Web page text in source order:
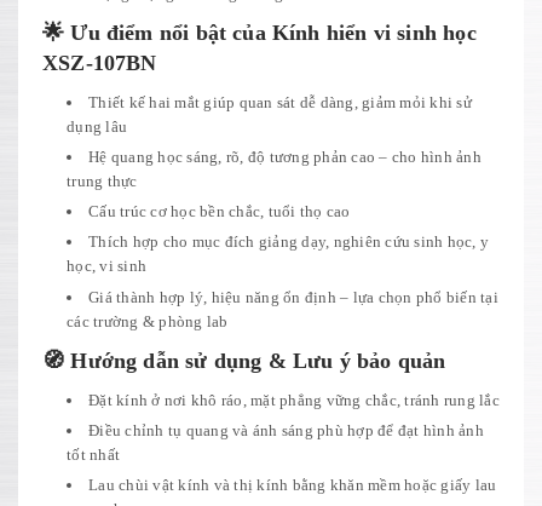
🌟 Ưu điểm nổi bật của Kính hiển vi sinh học
XSZ-107BN
Thiết kế hai mắt giúp quan sát dễ dàng, giảm mỏi khi sử
dụng lâu
Hệ quang học sáng, rõ, độ tương phản cao – cho hình ảnh
trung thực
Cấu trúc cơ học bền chắc, tuổi thọ cao
Thích hợp cho mục đích giảng dạy, nghiên cứu sinh học, y
học, vi sinh
Giá thành hợp lý, hiệu năng ổn định – lựa chọn phổ biến tại
các trường & phòng lab
🧭 Hướng dẫn sử dụng & Lưu ý bảo quản
Đặt kính ở nơi khô ráo, mặt phẳng vững chắc, tránh rung lắc
Điều chỉnh tụ quang và ánh sáng phù hợp để đạt hình ảnh
tốt nhất
Lau chùi vật kính và thị kính bằng khăn mềm hoặc giấy lau